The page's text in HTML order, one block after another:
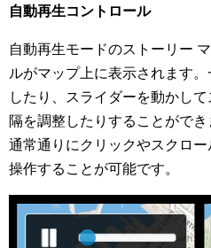
自動再生コントロール
自動再生モードのストーリー
ルがマップ上に表示されます
したり、スライダーを動かし
隔を調整したりすることができ
通常通りにクリックやスクロ
操作することが可能です。